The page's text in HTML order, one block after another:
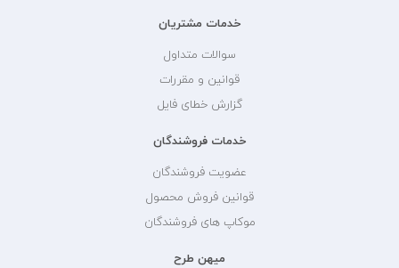
خدمات مشتریان
سوالات متداول
قوانین و مقررات
گزارش خطای فایل
خدمات فروشندگان
عضویت فروشندگان
قوانین فروش محصول
موکاپ های فروشندگان
میهن طرح